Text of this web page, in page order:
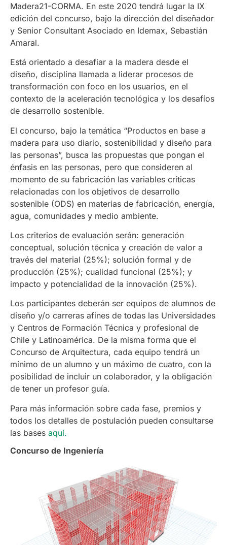
Madera21-CORMA. En este 2020 tendrá lugar la IX
edición del concurso, bajo la dirección del diseñador
y Senior Consultant Asociado en Idemax, Sebastián
Amaral.
Está orientado a desafiar a la madera desde el
diseño, disciplina llamada a liderar procesos de
transformación con foco en los usuarios, en el
contexto de la aceleración tecnológica y los desafíos
de desarrollo sostenible.
El concurso, bajo la temática “Productos en base a
madera para uso diario, sostenibilidad y diseño para
las personas”, busca las propuestas que pongan el
énfasis en las personas, pero que consideren al
momento de su fabricación las variables críticas
relacionadas con los objetivos de desarrollo
sostenible (ODS) en materias de fabricación, energía,
agua, comunidades y medio ambiente.
Los criterios de evaluación serán: generación
conceptual, solución técnica y creación de valor a
través del material (25%); solución formal y de
producción (25%); cualidad funcional (25%); y
impacto y potencialidad de la innovación (25%).
Los participantes deberán ser equipos de alumnos de
diseño y/o carreras afines de todas las Universidades
y Centros de Formación Técnica y profesional de
Chile y Latinoamérica. De la misma forma que el
Concurso de Arquitectura, cada equipo tendrá un
mínimo de un alumno y un máximo de cuatro, con la
posibilidad de incluir un colaborador, y la obligación
de tener un profesor guía.
Para más información sobre cada fase, premios y
todos los detalles de postulación pueden consultarse
las bases aquí.
Concurso de Ingeniería